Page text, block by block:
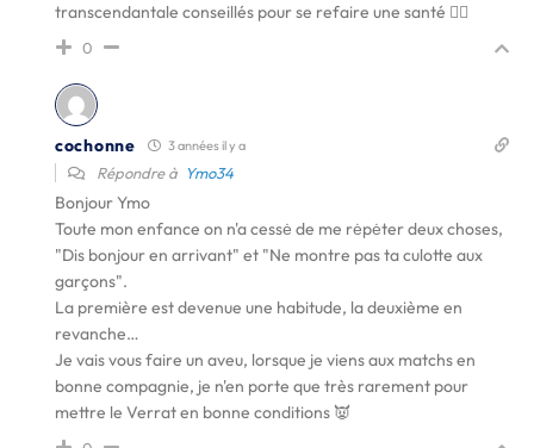
transcendantale conseillés pour se refaire une santé 🧘‍♂️
0
cochonne 3 années il y a
Répondre à Ymo34
Bonjour Ymo
Toute mon enfance on n'a cessė de me rėpėter deux choses,
"Dis bonjour en arrivant" et "Ne montre pas ta culotte aux
garçons".
La première est devenue une habitude, la deuxième en
revanche…
Je vais vous faire un aveu, lorsque je viens aux matchs en
bonne compagnie, je n'en porte que très rarement pour
mettre le Verrat en bonne conditions 👿